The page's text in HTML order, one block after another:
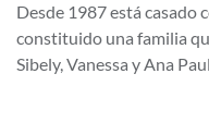
Desde 1987 está casado
constituido una familia
Sibely, Vanessa y Ana